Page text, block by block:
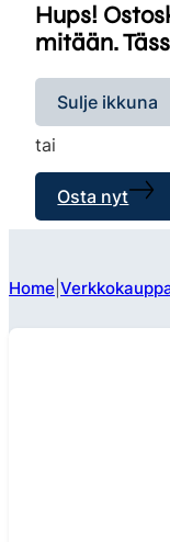
Hups!
mitään.
Sulje ikkuna
tai
Osta nyt
Home